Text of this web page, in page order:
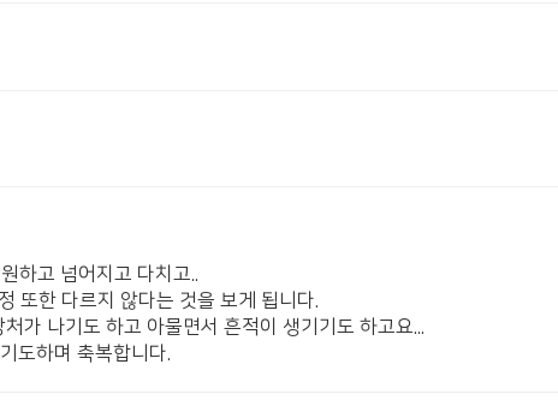
하고 넘어지고 다치고..
또한 다르지 않다는 것을 보게 됩니다.
가 나기도 하고 아물면서 흔적이 생기기도 하고요...
도하며 축복합니다.